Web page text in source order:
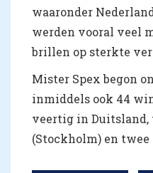
waaronder
werden vooral veel
brillen op sterkte
Mister Spex begon
inmiddels ook 44
veertig in Duitsland,
(Stockholm) en